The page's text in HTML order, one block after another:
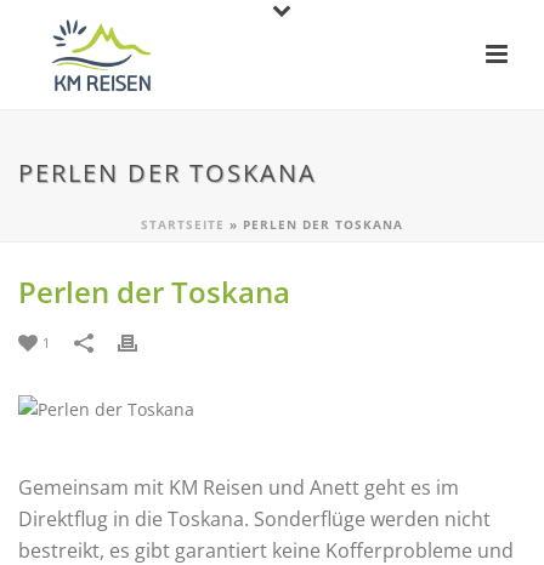
PERLEN DER TOSKANA
STARTSEITE » PERLEN DER TOSKANA
Perlen der Toskana
1
Gemeinsam mit KM Reisen und Anett geht es im
Direktflug in die Toskana. Sonderflüge werden nicht
bestreikt, es gibt garantiert keine Kofferprobleme und